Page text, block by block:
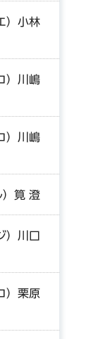
）小林
）川嶋
）川嶋
筧 澄
）川口
）栗原